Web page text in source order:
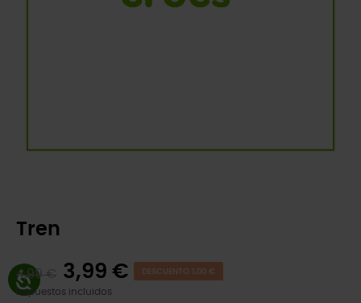
Tren
4,99 € 3,99 € DESCUENTO 1,00 €
Impuestos incluidos